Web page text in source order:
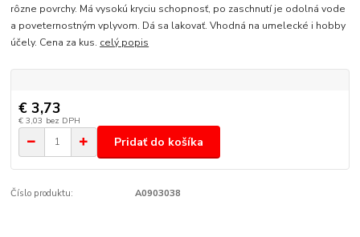
rôzne povrchy. Má vysokú kryciu schopnosť, po zaschnutí je odolná vode
a poveternostným vplyvom. Dá sa lakovať. Vhodná na umelecké i hobby
účely. Cena za kus. celý popis
€ 3,73
€ 3,03 bez DPH
Pridať do košíka
Číslo produktu: A0903038